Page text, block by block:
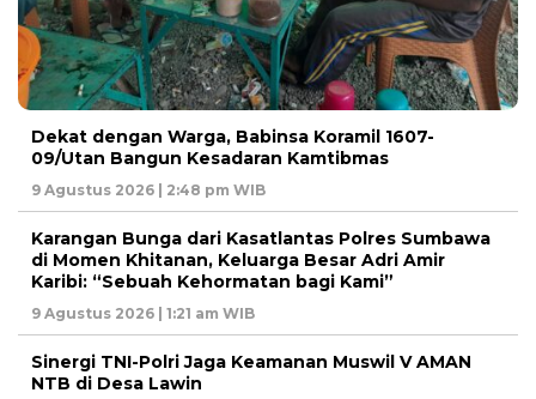
‎Dekat dengan Warga, Babinsa Koramil 1607-
09/Utan Bangun Kesadaran Kamtibmas
9 Agustus 2026 | 2:48 pm WIB
Karangan Bunga dari Kasatlantas Polres Sumbawa
di Momen Khitanan, Keluarga Besar Adri Amir
Karibi: “Sebuah Kehormatan bagi Kami”
9 Agustus 2026 | 1:21 am WIB
‎Sinergi TNI-Polri Jaga Keamanan Muswil V AMAN
NTB di Desa Lawin